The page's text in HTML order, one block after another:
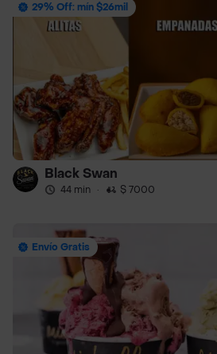
29% Off: mín $26mil
Black Swan
44 min · $ 7000
Envío Gratis